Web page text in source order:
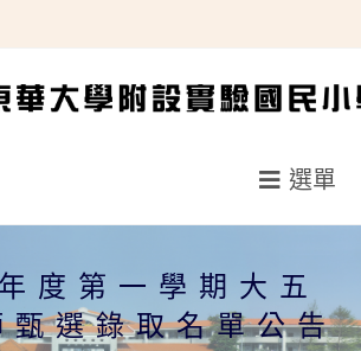
選單
度第一學期大五
甄選錄取名單公告